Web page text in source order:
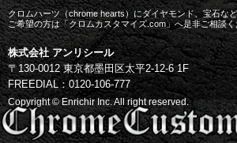
2025年4月(1)
2025年3月(1)
2025年2月(1)
2025年1月(1)
2024年12月(2)
2024年11月(1)
2024年10月 (2)
2024年8月(3)
クロムハーツ（chrome hearts）にダイヤモンド、宝石な
ご希望の方は「クロムカスタマイズ.com」へ是非ご相談く
株式会社 アンリシール
〒130-0012 東京都墨田区太平2-12-6 1F
FREEDIAL：0120-106-777
Copyright © Enrichir Inc. All right reserved.